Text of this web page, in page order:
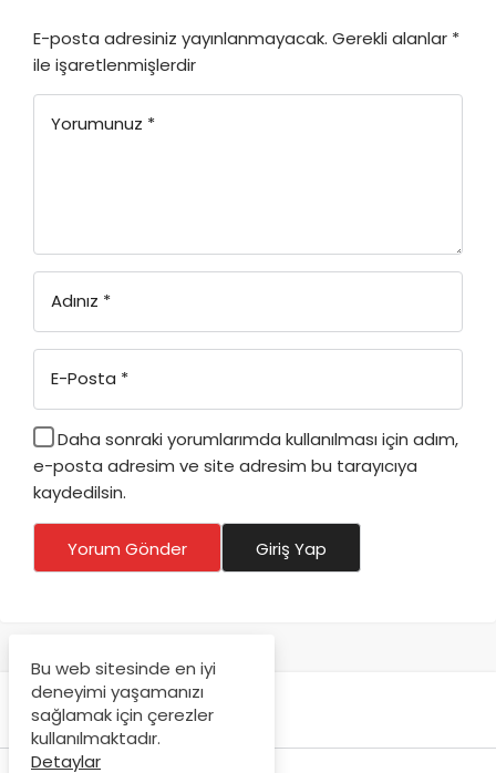
E-posta adresiniz yayınlanmayacak. Gerekli alanlar *
ile işaretlenmişlerdir
Yorumunuz *
Adınız *
E-Posta *
Daha sonraki yorumlarımda kullanılması için adım,
e-posta adresim ve site adresim bu tarayıcıya
kaydedilsin.
Yorum Gönder Giriş Yap
Bu web sitesinde en iyi
deneyimi yaşamanızı
sağlamak için çerezler
kullanılmaktadır.
Detaylar